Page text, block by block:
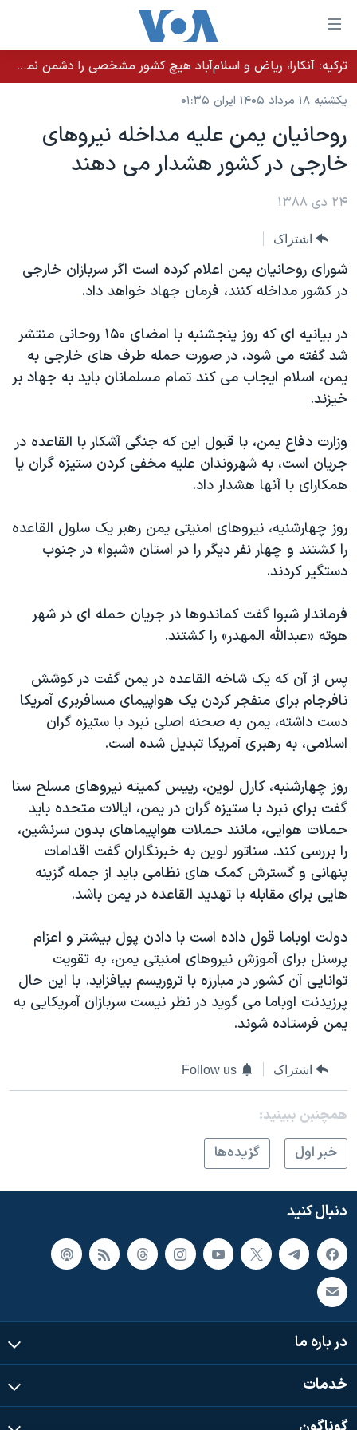
لینکهای
قابل
دسترسی
جهش
محتوای
اصلی
جهش
به
اصلی
جهش
به
خانه
نسخه سبک وب‌سایت
موضوع ها
ایران
آمریکا
گزیده‌ها
ویدیوها
فرهنگ و زندگی
حقوق شهروندی
علم و فناوری
اسرائیل در جنگ
آرشیو پخش زنده
برنامه های تلویزیونی
جدول برنامه ها
صفحه‌های ویژه
عملیات خشم حماسی
بایگانی برنامه‌های تلویزیونی
مستندها
انتخابات ریاست جمهوری آمریکا ۲۰۲۴
رمز مهسا
ورزش زنان در ایران
مجموعه مستندهای دادخواهی
تریبونال مردمی آبان ۹۸
چهل سال گروگان‌گیری
اعتراضات مردمی آبان ۹۸
اسرائیل در جنگ
نرگس محمدی برنده جایزه نوبل صلح
صفحه‌های ویژه
سفر پرزیدنت ترامپ به چین
پخش رادیویی
یادگیری زبان انگلیسی
دنبال کنید
زبانهای مختلف
ترکیه: آنکارا، ریاض و اسلام‌آباد هیچ کشور مشخصی را دشمن نمی‌دانند مگر اینکه آن کشور اقدام خصمانه‌ای انجام دهد
یکشنبه ۱۸ مرداد ۱۴۰۵ ایران ۰۱:۳۵
روحانیان یمن علیه مداخله نیروهای
خارجی در کشور هشدار می دهند
۲۴ دی ۱۳۸۸
اشتراک
شورای روحانیان یمن اعلام کرده است اگر سربازان خارجی
در کشور مداخله کنند، فرمان جهاد خواهد داد.
در بیانیه ای که روز پنجشنبه با امضای ۱۵۰ روحانی منتشر
شد گفته می شود، در صورت حمله طرف های خارجی به
یمن، اسلام ایجاب می کند تمام مسلمانان باید به جهاد بر
خیزند.
وزارت دفاع یمن، با قبول این که جنگی آشکار با القاعده در
جریان است، به شهروندان علیه مخفی کردن ستیزه گران یا
همکارای با آنها هشدار داد.
روز چهارشنیه، نیروهای امنیتی یمن رهبر یک سلول القاعده
را کشتند و چهار نفر دیگر را در استان «شبوا» در جنوب
دستگیر کردند.
فرماندار شبوا گفت کماندوها در جریان حمله ای در شهر
هوته «عبدالله المهدر» را کشتند.
پس از آن که یک شاخه القاعده در یمن گفت در کوشش
نافرجام برای منفجر کردن یک هواپیمای مسافربری آمریکا
دست داشته، یمن به صحنه اصلی نبرد با ستیزه گران
اسلامی، به رهبری آمریکا تبدیل شده است.
روز چهارشنبه، کارل لوین، رییس کمیته نیروهای مسلح سنا
گفت برای نبرد با ستیزه گران در یمن، ایالات متحده باید
حملات هوایی، مانند حملات هواپیماهای بدون سرنشین،
را بررسی کند. سناتور لوین به خبرنگاران گفت اقدامات
پنهانی و گسترش کمک های نظامی باید از جمله گزینه
هایی برای مقابله با تهدید القاعده در یمن باشد.
دولت اوباما قول داده است با دادن پول بیشتر و اعزام
پرسنل برای آموزش نیروهای امنیتی یمن، به تقویت
توانایی آن کشور در مبارزه با تروریسم بیافزاید. با این حال
پرزیدنت اوباما می گوید در نظر نیست سربازان آمریکایی به
یمن فرستاده شوند.
اشتراک Follow us
همچنبن ببینید:
خبر اول
گزيده‌ها
دنبال کنید
در باره ما
خدمات